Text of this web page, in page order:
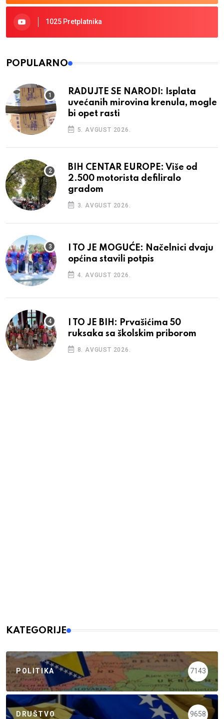
1025 Pretplatnika
POPULARNO
RADUJTE SE NARODI: Isplata
uvećanih mirovina krenula, mogle
bi opet rasti
5. AVGUST 2026.
BIH CENTAR EUROPE: Više od
2.500 motorista defiliralo
gradom
3. AVGUST 2026.
I TO JE MOGUĆE: Načelnici dvaju
općina stavili potpis
4. AVGUST 2026.
I TO JE BIH: Prvašićima 50
ruksaka sa školskim priborom
8. AVGUST 2026.
KATEGORIJE
POLITIKA 7143
DRUŠTVO 9658